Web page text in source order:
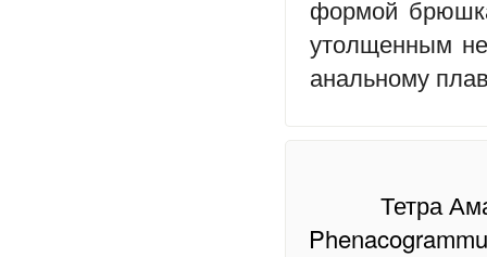
формой
утолщенным
анальному
Тетра